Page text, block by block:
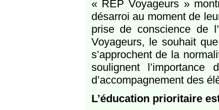
« REP Voyageurs »
désarroi au moment de
prise de conscience de
Voyageurs, le souhait
s’approchent de la
soulignent
d’accompagnement des
L’éducation prioritaire